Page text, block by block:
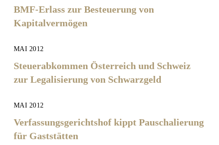
BMF-Erlass zur Besteuerung von
Kapitalvermögen
MAI 2012
Steuerabkommen Österreich und Schweiz
zur Legalisierung von Schwarzgeld
MAI 2012
Verfassungsgerichtshof kippt Pauschalierung
für Gaststätten